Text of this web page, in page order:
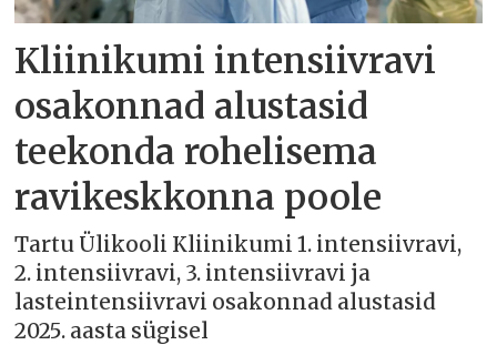
Kliinikumi intensiivravi
osakonnad alustasid
teekonda rohelisema
ravikeskkonna poole
Tartu Ülikooli Kliinikumi 1. intensiivravi,
2. intensiivravi, 3. intensiivravi ja
lasteintensiivravi osakonnad alustasid
2025. aasta sügisel